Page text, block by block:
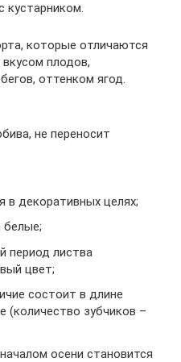
кустарником.
которые отличаются
плодов,
оттенком ягод.
не переносит
в декоративных целях;
период листва
цвет;
состоит в длине
(количество зубчиков –
осени становится